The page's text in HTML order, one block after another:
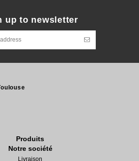
up to newsletter
Produits
Notre société
Livraison